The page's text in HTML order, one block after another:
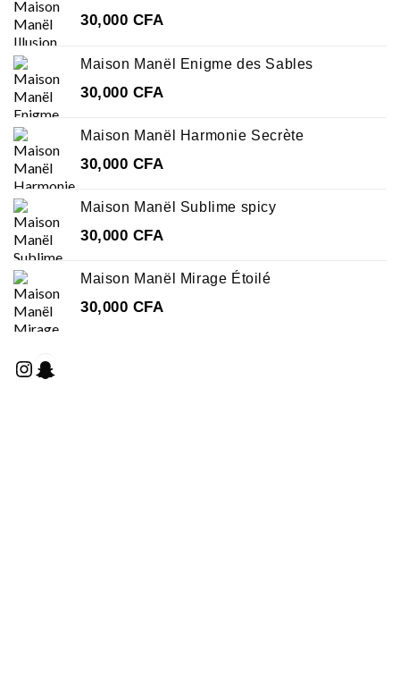
30,000 CFA
Maison Manël Enigme des Sables
30,000 CFA
Maison Manël Harmonie Secrète
30,000 CFA
Maison Manël Sublime spicy
30,000 CFA
Maison Manël Mirage Étoilé
30,000 CFA
Instagram